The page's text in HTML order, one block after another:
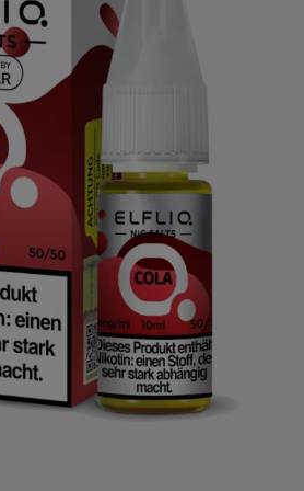
- Cherry Cola - 20mg können Sie
ein neues Level bringen und den
Kirsche und erfrischender Cola
erleben.